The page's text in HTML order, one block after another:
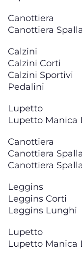
Canottiera
Canottiera
Calzini
Calzini Corti
Calzini Sportivi
Pedalini
Lupetto
Lupetto Manica
Canottiera
Canottiera
Canottiera
Leggins
Leggins Corti
Leggins Lunghi
Lupetto
Lupetto Manica